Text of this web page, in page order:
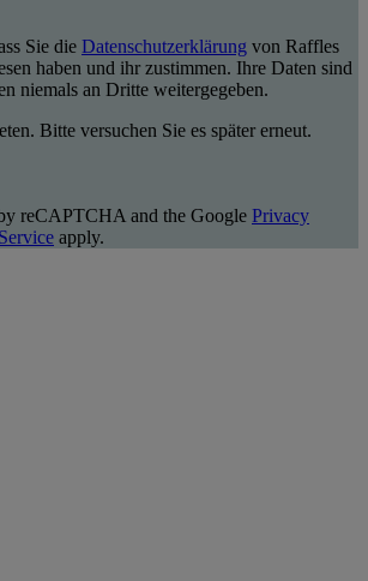
Sie die Datenschutzerklärung von Raffles
haben und ihr zustimmen. Ihre Daten sind
niemals an Dritte weitergegeben.
Bitte versuchen Sie es später erneut.
reCAPTCHA and the Google Privacy
apply.